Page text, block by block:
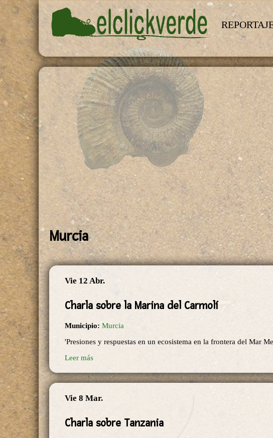
Pasar al contenido principal
Murcia
Vie 12 Abr.
Charla sobre la Marina del Carmolí
Municipio: Murcia
'Presiones y respuestas en un ecosistema en la frontera del Mar
Leer más
Vie 8 Mar.
Charla sobre Tanzania